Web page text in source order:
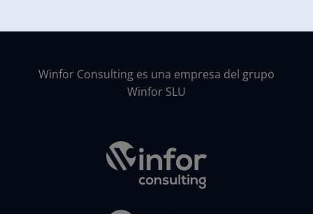
Winfor Consulting es una empresa del grupo
Winfor SLU